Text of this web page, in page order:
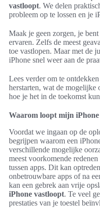
vastloopt. We delen
probleem op te lossen en je
Maak je geen zorgen, je
ervaren. Zelfs de meest
toe vastlopen. Maar met de
iPhone snel weer aan de
Lees verder om te
herstarten, wat de mogelijke
hoe je het in de toekomst
Waarom loopt mijn iPhone
Voordat we ingaan op de
begrijpen waarom een
verschillende mogelijke
meest voorkomende
tussen apps. Dit kan
onbetrouwbare apps of na
kan een gebrek aan vrije
iPhone vastloopt. Te veel
prestaties van je toestel